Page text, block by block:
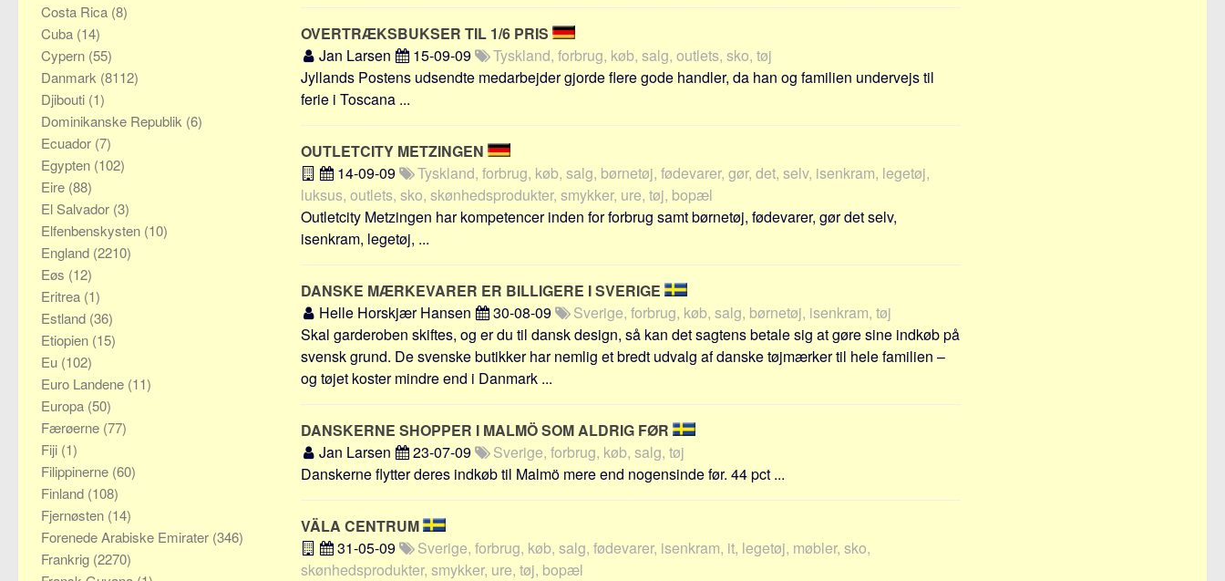
OVERTRÆKSBUKSER TIL 1/6 PRIS
Jan Larsen
15-09-09
Tyskland, forbrug, køb, salg, outlets, sko, tøj
Jyllands Postens udsendte medarbejder gjorde flere gode handler, da han og familien undervejs til
ferie i Toscana ...
OUTLETCITY METZINGEN
14-09-09
Tyskland, forbrug, køb, salg, børnetøj, fødevarer, gør, det, selv, isenkram, legetøj,
luksus, outlets, sko, skønhedsprodukter, smykker, ure, tøj, bopæl
Outletcity Metzingen har kompetencer inden for forbrug samt børnetøj, fødevarer, gør det selv,
isenkram, legetøj, ...
DANSKE MÆRKEVARER ER BILLIGERE I SVERIGE
Helle Horskjær Hansen
30-08-09
Sverige, forbrug, køb, salg, børnetøj, isenkram, tøj
Skal garderoben skiftes, og er du til dansk design, så kan det sagtens betale sig at gøre sine indkøb på
svensk grund. De svenske butikker har nemlig et bredt udvalg af danske tøjmærker til hele familien –
og tøjet koster mindre end i Danmark ...
DANSKERNE SHOPPER I MALMÖ SOM ALDRIG FØR
Jan Larsen
23-07-09
Sverige, forbrug, køb, salg, tøj
Danskerne flytter deres indkøb til Malmö mere end nogensinde før. 44 pct ...
VÄLA CENTRUM
31-05-09
Sverige, forbrug, køb, salg, fødevarer, isenkram, it, legetøj, møbler, sko,
skønhedsprodukter, smykker, ure, tøj, bopæl
Costa Rica (8)
Cuba (14)
Cypern (55)
Danmark (8112)
Djibouti (1)
Dominikanske Republik (6)
Ecuador (7)
Egypten (102)
Eire (88)
El Salvador (3)
Elfenbenskysten (10)
England (2210)
Eøs (12)
Eritrea (1)
Estland (36)
Etiopien (15)
Eu (102)
Euro Landene (11)
Europa (50)
Færøerne (77)
Fiji (1)
Filippinerne (60)
Finland (108)
Fjernøsten (14)
Forenede Arabiske Emirater (346)
Frankrig (2270)